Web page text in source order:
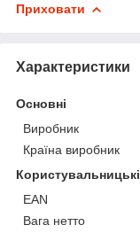
Приховати
Характеристики
Основні
Виробник
Країна виробник
EAN
Вага нетто